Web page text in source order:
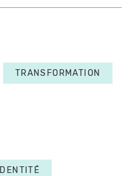
TRANSFORMATION
IDENTITÉ